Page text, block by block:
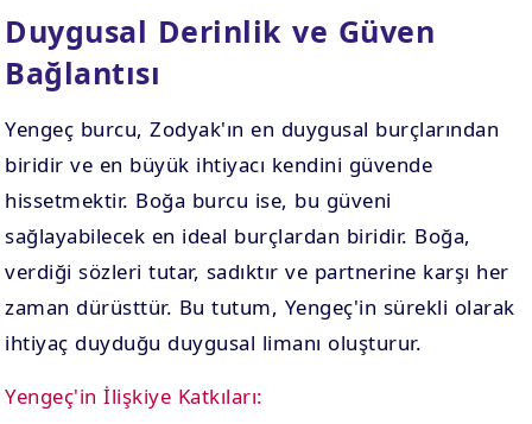
Duygusal Derinlik ve Güven
Bağlantısı
Yengeç burcu, Zodyak'ın en duygusal burçlarından
biridir ve en büyük ihtiyacı kendini güvende
hissetmektir. Boğa burcu ise, bu güveni
sağlayabilecek en ideal burçlardan biridir. Boğa,
verdiği sözleri tutar, sadıktır ve partnerine karşı her
zaman dürüsttür. Bu tutum, Yengeç'in sürekli olarak
ihtiyaç duyduğu duygusal limanı oluşturur.
Yengeç'in İlişkiye Katkıları: